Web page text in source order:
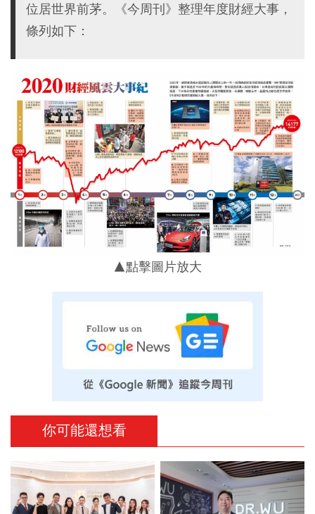
位居世界前茅。《今周刊》整理年度財經大事，
條列如下：
▲點擊圖片放大
你可能還想看